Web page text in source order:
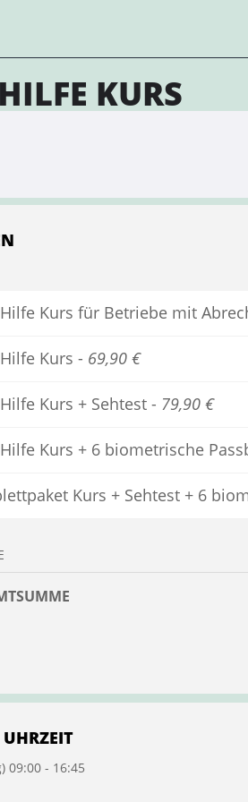
KURS
Kurs für Betriebe mit
Kurs - 69,90 €
Kurs + Sehtest - 79,90 €
Kurs + 6 biometrische
Kurs + Sehtest + 6
09:00 - 16:45